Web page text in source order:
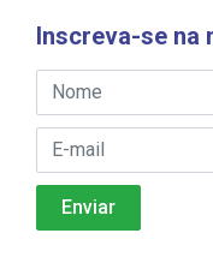
Inscreva-se na